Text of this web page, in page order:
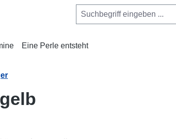
Eine Perle entsteht